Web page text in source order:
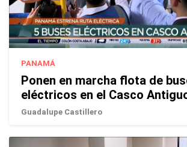
PANAMÁ
Ponen en marcha flota de
eléctricos en el Casco
Guadalupe Castillero